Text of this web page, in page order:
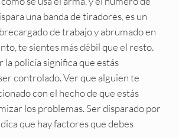
una banda de tiradores, es un
de trabajo y abrumado en
te sientes más débil que el resto.
la policía significa que estás
controlado. Ver que alguien te
con el hecho de que estás
los problemas. Ser disparado por
que hay factores que debes